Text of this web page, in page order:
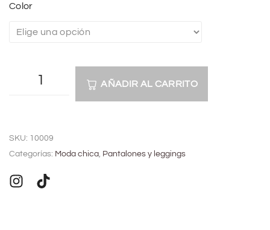
Color
AÑADIR AL CARRITO
t
e
r
SKU: 10009
Categorías: Moda chica, Pantalones y leggings